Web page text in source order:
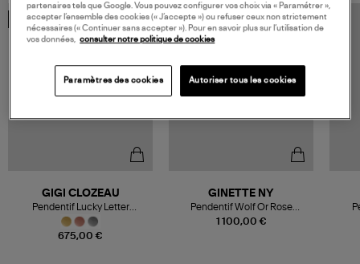
PERSONNALISABLE
675,00 €
GIGI CLOZEAU
Pendentif Lucky Letter
Diamants Or
1 100,00 €
GINETTE NY
Pendentif Wolf Or Rose
Diamants
partenaires tels que Google. Vous pouvez configurer vos choix via « Paramétrer »,
accepter l’ensemble des cookies (« J’accepte ») ou refuser ceux non strictement
nécessaires (« Continuer sans accepter »). Pour en savoir plus sur l’utilisation de
vos données, consulter notre politique de cookies
Paramètres des cookies Autoriser tous les cookies